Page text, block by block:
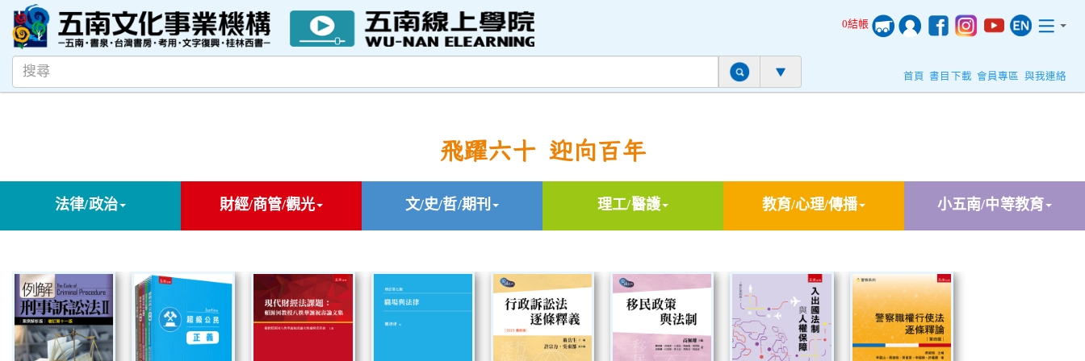
0結帳
首頁 書目下載 會員專區 與我連絡
飛躍六十 迎向百年
法律/政治 財經/商管/觀光 文/史/哲/期刊 理工/醫護 教育/心理/傳播 小五南/中等教育